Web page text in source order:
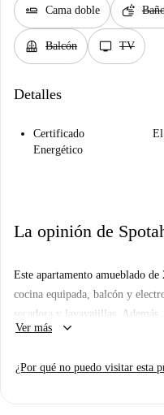
airline_seat_flat Cama doble soap
balcony Balcón tv TV
Detalles
Certificado
Energético
El
La opinión de
Este apartamento amueblado
cocina equipada, balcón y
secadora y lavavajillas.
lo convierte en un espacio ideal
Ver más keyboard_arrow_down
¿Por qué no puedo visitar esta